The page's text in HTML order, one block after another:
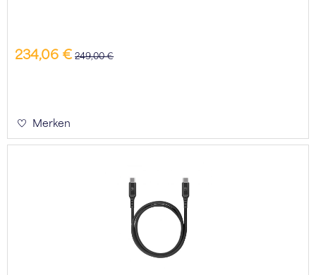
234,06 € 249,00 €
Merken